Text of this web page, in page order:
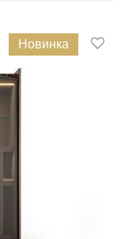
Новинка